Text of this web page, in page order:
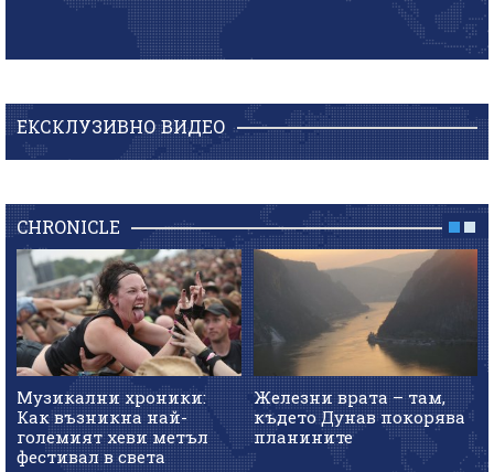
ЕКСКЛУЗИВНО ВИДЕО
CHRONICLE
Музикални хроники:
Как възникна най-
големият хеви метъл
фестивал в света
Железни врата – там,
където Дунав покорява
планините